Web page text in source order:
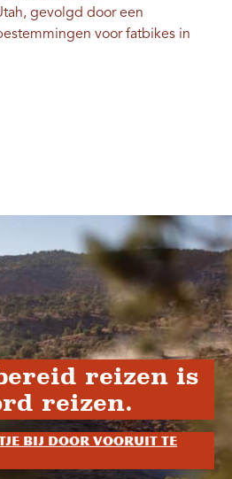
gevolgd door een
voor fatbikes in
reizen is
reizen.
bij door vooruit te